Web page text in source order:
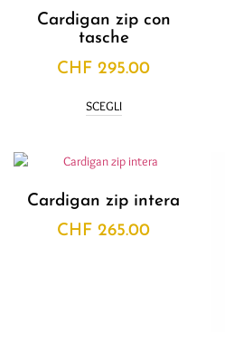
Cardigan zip con
tasche
CHF 295.00
SCEGLI
Cardigan zip intera
CHF 265.00